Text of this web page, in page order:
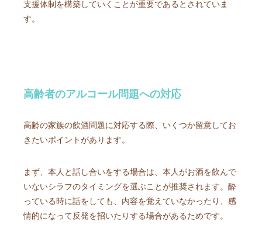
支援体制を構築していくことが重要であるとされていま
す。
高齢者のアルコール問題への対応
高齢の家族の飲酒問題に対応する際、いくつか留意してお
きたいポイントがあります。
まず、本人と話し合いをする場合は、本人がお酒を飲んで
いないシラフのタイミングを選ぶことが推奨されます。酔
っている時に話をしても、内容を覚えていなかったり、感
情的になって反発を招いたりする場合があるためです。